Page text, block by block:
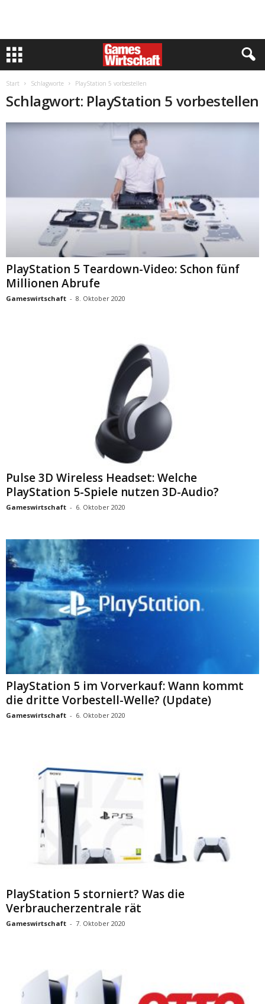
Start Schlagworte PlayStation 5 vorbestellen
Schlagwort: PlayStation 5 vorbestellen
PlayStation 5 Teardown-Video: Schon fünf
Millionen Abrufe
Gameswirtschaft - 8. Oktober 2020
Pulse 3D Wireless Headset: Welche
PlayStation 5-Spiele nutzen 3D-Audio?
Gameswirtschaft - 6. Oktober 2020
PlayStation 5 im Vorverkauf: Wann kommt
die dritte Vorbestell-Welle? (Update)
Gameswirtschaft - 6. Oktober 2020
PlayStation 5 storniert? Was die
Verbraucherzentrale rät
Gameswirtschaft - 7. Oktober 2020